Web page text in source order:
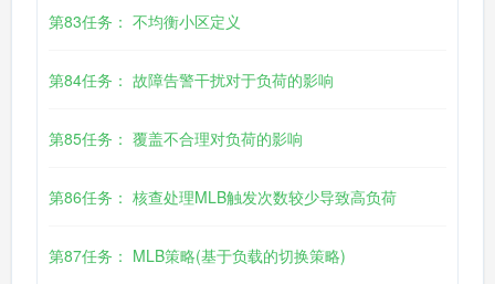
第83任务： 不均衡小区定义
第84任务： 故障告警干扰对于负荷的影响
第85任务： 覆盖不合理对负荷的影响
第86任务： 核查处理MLB触发次数较少导致高负荷
第87任务： MLB策略(基于负载的切换策略)